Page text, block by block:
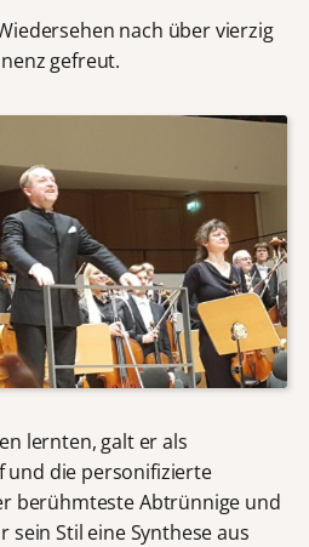
nach über vierzig
gefreut.
lernten, galt er als
die personifizierte
berühmteste Abtrünnige und
sein Stil eine Synthese aus